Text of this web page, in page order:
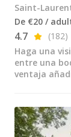
Bodegas y
Bodegas y
Bodegas y
Bodegas y
Bodegas y
Saint-
De €20 /
4.7
(182)
Haga una
entre una
ventaja